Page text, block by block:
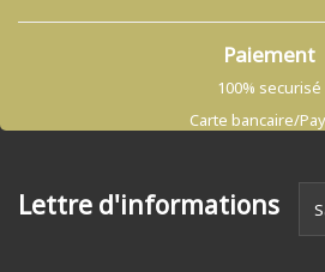
Paiement
100% securisé
Carte bancaire/
Lettre d'informations